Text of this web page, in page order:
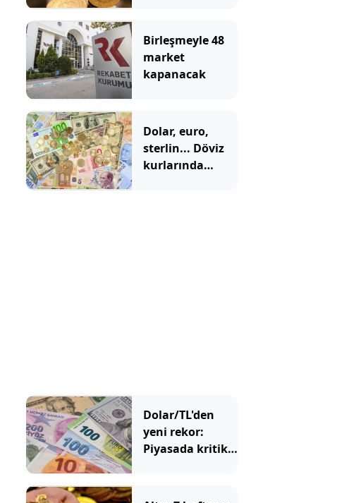
Birleşmeyle 48
market
kapanacak
Dolar, euro,
sterlin... Döviz
kurlarında
Dolar/TL'den
yeni rekor:
Piyasada kritik
alarmı!